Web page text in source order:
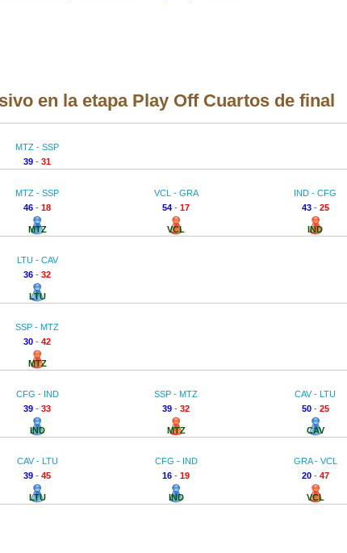
en la etapa Play Off Cuartos de final
MTZ - SSP
39 - 31
MTZ - SSP
46 - 18
MTZ
VCL - GRA
54 - 17
VCL
IND - CFG
43- 25
IND
LTU - CAV
36 - 32
LTU
SSP - MTZ
30 - 42
MTZ
CFG - IND
39 - 33
IND
SSP - MTZ
39 - 32
MTZ
CAV - LTU
50- 25
CAV
CAV - LTU
39 - 45
LTU
CFG - IND
16 - 19
IND
GRA - VCL
20- 47
VCL